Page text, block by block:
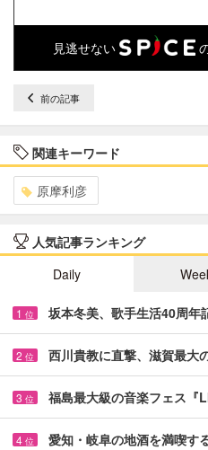
見逃せない
前の記事
関連キーワード
原摩利彦
人気記事ランキング
Daily
1 位 坂本冬美、歌手生活40周
2 位 西川貴教に直撃、滋賀最大
3 位 福島最大級の音楽フェス
4 位 愛知・岐阜の地酒を満喫